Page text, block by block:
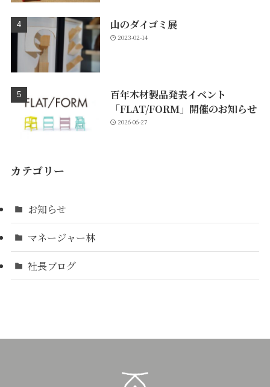
山のダイゴミ展
2023-02-14
百年木材製品発表イベント
「FLAT/FORM」開催のお知らせ
2026-06-27
カテゴリー
お知らせ
マネージャー林
社長ブログ